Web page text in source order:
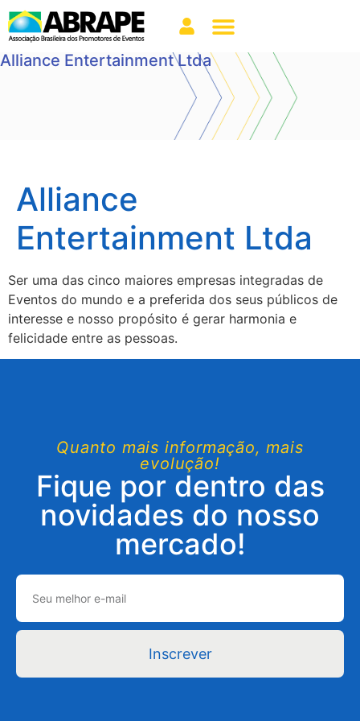
Alliance Entertainment Ltda
Alliance
Entertainment Ltda
Ser uma das cinco maiores empresas integradas de
Eventos do mundo e a preferida dos seus públicos de
interesse e nosso propósito é gerar harmonia e
felicidade entre as pessoas.
Quanto mais informação, mais
evolução!
Fique por dentro das
novidades do nosso
mercado!
Inscrever